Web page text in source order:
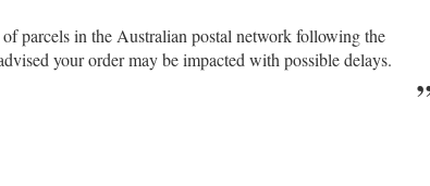
parcels in the Australian postal network following the
your order may be impacted with possible delays.